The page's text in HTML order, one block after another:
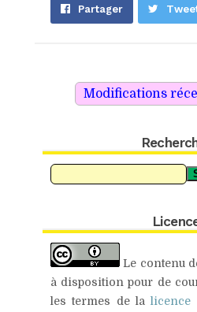
Partager
Le contenu
à disposition pour de
les termes de lalicence